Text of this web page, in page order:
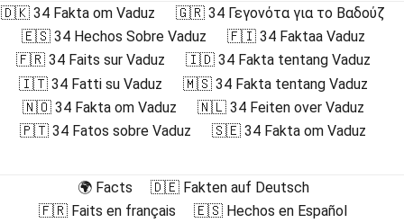
🇩🇰 34 Fakta om Vaduz
🇬🇷 34 Γεγονότα για το Βαδούζ
🇪🇸 34 Hechos Sobre Vaduz
🇫🇮 34 Faktaa Vaduz
🇫🇷 34 Faits sur Vaduz
🇮🇩 34 Fakta tentang Vaduz
🇮🇹 34 Fatti su Vaduz
🇲🇸 34 Fakta tentang Vaduz
🇳🇴 34 Fakta om Vaduz
🇳🇱 34 Feiten over Vaduz
🇵🇹 34 Fatos sobre Vaduz
🇸🇪 34 Fakta om Vaduz
🌍 Facts
🇩🇪 Fakten auf Deutsch
🇫🇷 Faits en français
🇪🇸 Hechos en Español